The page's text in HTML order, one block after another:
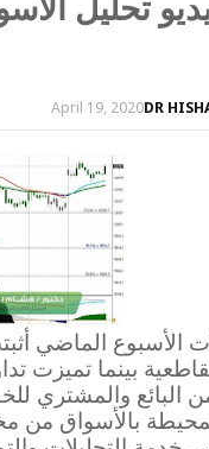
DR
April 19, 2020
الأسبوع الماضي
بينما تميزت
البائع والمشتري
بالأسواق من